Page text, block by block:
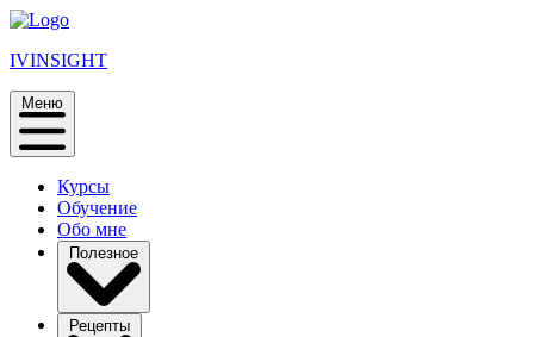
IVINSIGHT
Меню
Курсы
Обучение
Обо мне
Полезное
Рецепты